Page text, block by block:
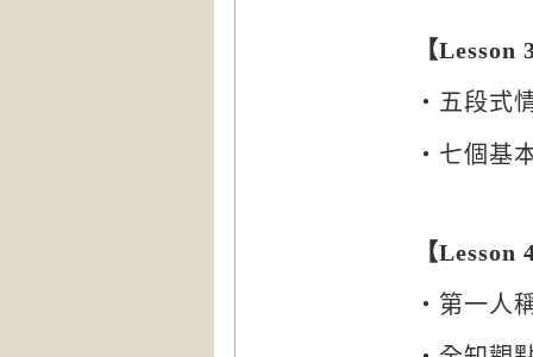
【Lesson
‧五段式
‧七個基
【Lesson
‧第一人